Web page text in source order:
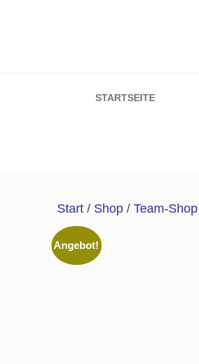
STARTSEITE
Start / Shop / Team-Shop
Angebot!